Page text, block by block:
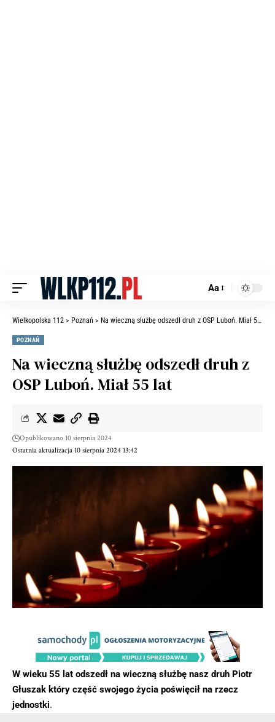
Aa
Wielkopolska 112 > Poznań > Na wieczną służbę odszedł druh z OSP Luboń. Miał 55 lat
POZNAŃ
Na wieczną służbę odszedł druh z
OSP Luboń. Miał 55 lat
Ostatnia aktualizacja 10 sierpnia 2024 13:42
Opublikowano 10 sierpnia 2024
W wieku 55 lat odszedł na wieczną służbę nasz druh Piotr
Głuszak który część swojego życia poświęcił na rzecz
jednostki.